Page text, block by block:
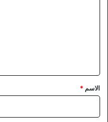
*
الاسم *